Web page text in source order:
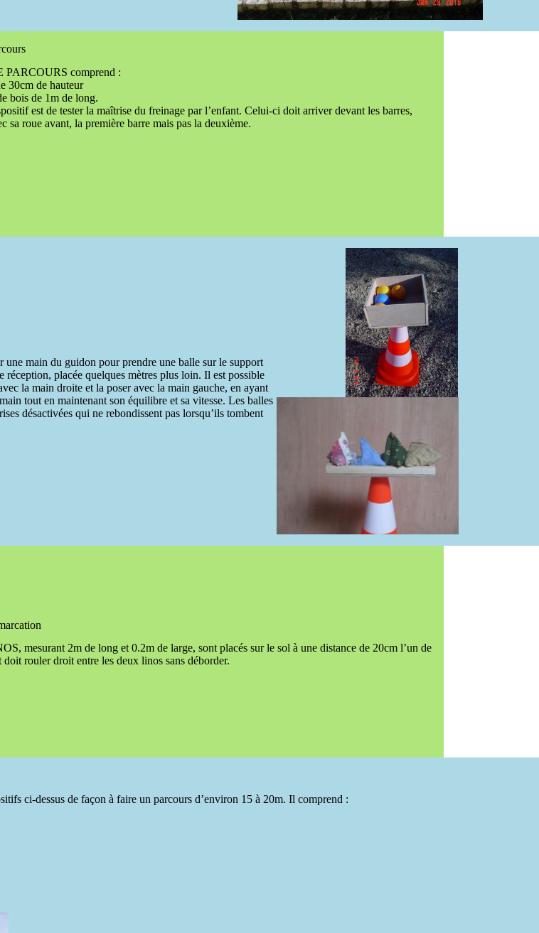
comprend :
30cm de hauteur
bois de 1m de long.
est de tester la maîtrise du freinage par l’enfant. Celui-ci doit arriver devant les barres,
sa roue avant, la première barre mais pas la deuxième.
main du guidon pour prendre une balle sur le support
réception, placée quelques mètres plus loin. Il est possible
la main droite et la poser avec la main gauche, en ayant
tout en maintenant son équilibre et sa vitesse. Les balles
désactivées qui ne rebondissent pas lorsqu’ils tombent
mesurant 2m de long et 0.2m de large, sont placés sur le sol à une distance de 20cm l’un de
doit rouler droit entre les deux linos sans déborder.
ci-dessus de façon à faire un parcours d’environ 15 à 20m. Il comprend :